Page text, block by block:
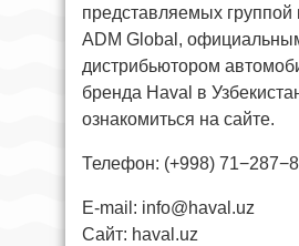
представляемых группой
ADM Global,
дистрибьютором
бренда Haval в
ознакомиться на сайте.
Телефон: (+998)
E-mail: info@haval.uz
Сайт: haval.uz